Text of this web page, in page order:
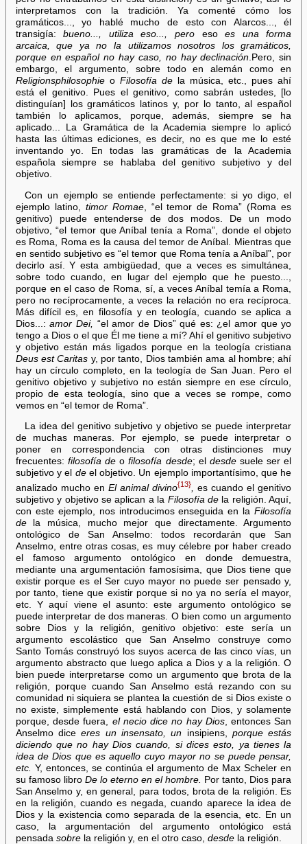
interpretamos con la tradición. Ya comenté cómo los
gramáticos..., yo hablé mucho de esto con Alarcos..., él
transigía:bueno..., utiliza eso..., pero esoes una forma
arcaica, que ya no la utilizamos nosotros los gramáticos,
porque en español no hay caso, no hay declinación.Pero, sin
embargo, el argumento, sobre todo en alemán como en
Religionsphilosophieo Filosofía dela música, etc., pues ahí
está el genitivo. Pues el genitivo, como sabrán ustedes, [lo
distinguían] los gramáticos latinos y, por lo tanto, al español
también lo aplicamos, porque, además, siempre se ha
aplicado... La Gramática de la Academia siempre lo aplicó
hasta las últimas ediciones, es decir, no es que me lo esté
inventando yo. En todas las gramáticas de la Academia
española siempre se hablaba del genitivo subjetivo y del
objetivo.
Con un ejemplo se entiende perfectamente: si yo digo, el
ejemplo latino, timor Romae, “el temor de Roma” (Roma es
genitivo) puede entenderse de dos modos. De un modo
objetivo, “el temor que Aníbal tenía a Roma”, donde el objeto
es Roma, Roma es la causa del temor de Aníbal. Mientras que
en sentido subjetivo es “el temor que Roma tenía a Aníbal”, por
decirlo así. Y esta ambigüedad, que a veces es simultánea,
sobre todo cuando, en lugar del ejemplo que he puesto...,
porque en el caso de Roma, sí, a veces Aníbal temía a Roma,
pero no recíprocamente, a veces la relación no era recíproca.
Más difícil es, en filosofía y en teología, cuando se aplica a
Dios...:amor Dei, “el amor de Dios” qué es: ¿el amor que yo
tengo a Dios o el que Él me tiene a mí? Ahí el genitivo subjetivo
y objetivo están más ligados porque en la teología cristiana
Deus est Caritas y, por tanto, Dios también ama al hombre; ahí
hay un círculo completo, en la teología de San Juan. Pero el
genitivo objetivo y subjetivo no están siempre en ese círculo,
propio de esta teología, sino que a veces se rompe, como
vemos en “el temor de Roma”.
La idea del genitivo subjetivo y objetivo se puede interpretar
de muchas maneras. Por ejemplo, se puede interpretar o
poner en correspondencia con otras distinciones muy
frecuentes: filosofía de ofilosofía desde; el desdesuele ser el
subjetivo y el deel objetivo. Un ejemplo importantísimo, que he
analizado mucho en El animal divino{13}
es cuando el genitivo
subjetivo y objetivo se aplican a la Filosofía de la religión. Aquí,
con este ejemplo, nos introducimos enseguida en laFilosofía
dela música, mucho mejor que directamente. Argumento
ontológico de San Anselmo: todos recordarán que San
Anselmo, entre otras cosas, es muy célebre por haber creado
el famoso argumento ontológico en donde demuestra,
mediante una argumentación famosísima, que Dios tiene que
existir porque es el Ser cuyo mayor no puede ser pensado y,
por tanto, tiene que existir porque si no ya no sería el mayor,
etc. Y aquí viene el asunto: este argumento ontológico se
puede interpretar de dos maneras. O bien como un argumento
sobre Dios y la religión, genitivo objetivo: este sería un
argumento escolástico que San Anselmo construye como
Santo Tomás construyó los suyos acerca de las cinco vías, un
argumento abstracto que luego aplica a Dios y a la religión. O
bien puede interpretarse como un argumento que brota de la
religión, porque cuando San Anselmo está rezando con su
comunidad ni siquiera se plantea la cuestión de si Dios existe o
no existe, simplemente está hablando con Dios, y solamente
porque, desde fuera, el necio dice no hay Dios, entonces San
Anselmo diceeres un insensato, un insipiens, porque estás
diciendo que no hay Dios cuando, si dices esto, ya tienes la
idea de Dios que es aquello cuyo mayor no se puede pensar,
etc. Y, entonces, se continúa el argumento de Max Scheler en
su famoso libro De lo eterno en el hombre.
Por tanto, Dios para
San Anselmo y, en general, para todos, brota de la religión. Es
en la religión, cuando es negada, cuando aparece la idea de
Dios y la existencia como separada de la esencia, etc. En un
caso, la argumentación del argumento ontológico está
pensada sobrela religión y, en el otro caso, desdela religión.